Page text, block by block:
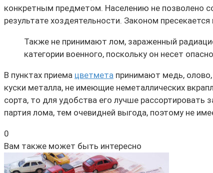
конкретным предметом. Населению не позволено
результате хоздеятельности. Законом
Также не принимают лом, зараженный
категории военного, поскольку он несет
В пунктах приема цветмета принимают медь,
куски металла, не имеющие неметаллических
сорта, то для удобства его лучше
партия лома, тем очевидней выгода, поэтому не
0
Вам также может быть интересно